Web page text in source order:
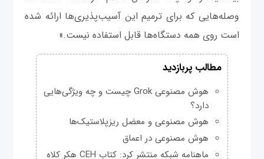
وصله‌هایی که برای ترمیم این آسیب‌پذیری‌ها ارائه شده
است روی همه دستگاه‌ها قابل استفاده نیست.»
مطالب پربازدید
هوش مصنوعی Grok چیست و چه ویژگی‌هایی
دارد؟
هوش مصنوعی و معضل ریزپلاستیک‌ها
هوش مصنوعی در اعماق
ماهنامه شبکه منتشر کرد: کتاب CEH هکر کلاه